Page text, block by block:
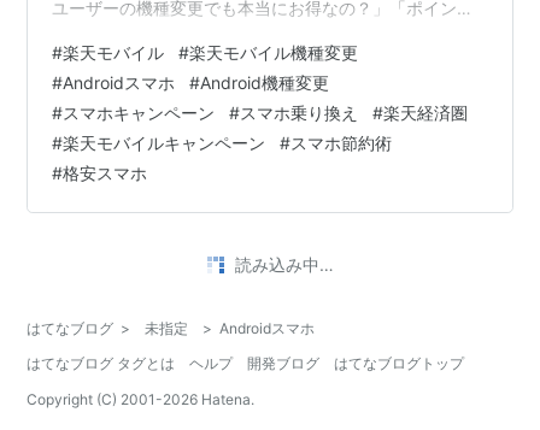
ユーザーの機種変更でも本当にお得なの？」「ポイント
件は何？」 安心してください。この記事は2025年9月時
点の参考情報に沿って、“今”の機種変更キャンペーンの全
体像・条件・対象機種・還元の受け取り方まで、スマホ
でサクサク読めるように要点→具体→手順の順番で丁寧
に整理しました。最後まで読めば、あなたの疑問は100％
解決。 (この記事に…
#楽天モバイル #楽天モバイル機種変更
#Androidスマホ #Android機種変更
#スマホキャンペーン #スマホ乗り換え #楽天経済圏
#楽天モバイルキャンペーン #スマホ節約術
#格安スマホ
読み込み中…
はてなブログ > 未指定 > Androidスマホ
はてなブログ タグとは
ヘルプ 開発ブログ
はてなブログトップ
Copyright (C) 2001-2026 Hatena.